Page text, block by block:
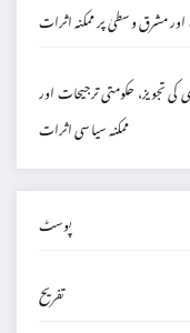
مشرق وسطیٰ پر ممکنہ اثرات
کی تجویز، حکومتی ترجیحات اور
ممکنہ سیاسی اثرات
پوسٹ
تفریح